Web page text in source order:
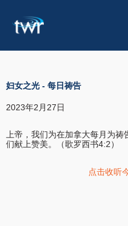
妇女之光 - 每日祷告
2023年2月27日
上帝，我们为在加拿大每月为祷
们献上赞美。（歌罗西书4:2）
点击收听